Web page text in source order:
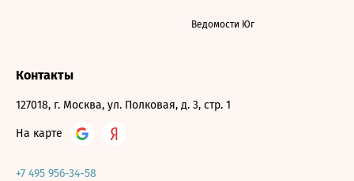
Ведомости Юг
Контакты
127018, г. Москва, ул. Полковая, д. 3, стр. 1
На карте
+7 495 956-34-58